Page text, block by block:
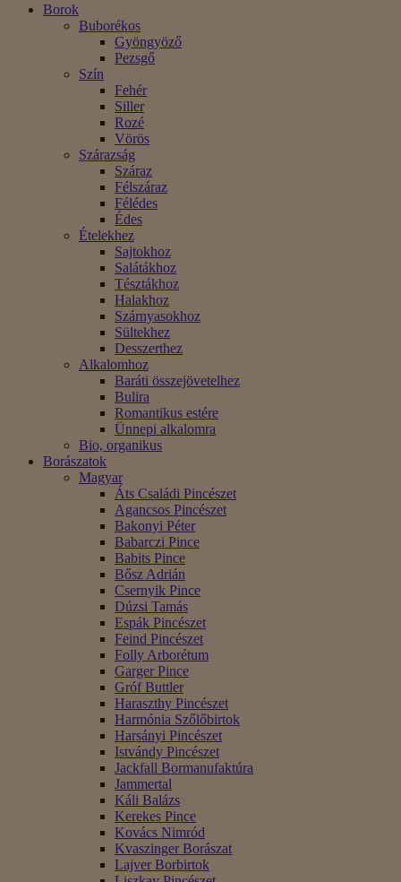
Borok
Buborékos
Gyöngyöző
Pezsgő
Szín
Fehér
Siller
Rozé
Vörös
Szárazság
Száraz
Félszáraz
Félédes
Édes
Ételekhez
Sajtokhoz
Salátákhoz
Tésztákhoz
Halakhoz
Szárnyasokhoz
Sültekhez
Desszerthez
Alkalomhoz
Baráti összejövetelhez
Bulira
Romantikus estére
Ünnepi alkalomra
Bio, organikus
Borászatok
Magyar
Áts Családi Pincészet
Agancsos Pincészet
Bakonyi Péter
Babarczi Pince
Babits Pince
Bősz Adrián
Csernyik Pince
Dúzsi Tamás
Espák Pincészet
Feind Pincészet
Folly Arborétum
Garger Pince
Gróf Buttler
Haraszthy Pincészet
Harmónia Szőlőbirtok
Harsányi Pincészet
Istvándy Pincészet
Jackfall Bormanufaktúra
Jammertal
Káli Balázs
Kerekes Pince
Kovács Nimród
Kvaszinger Borászat
Lajver Borbirtok